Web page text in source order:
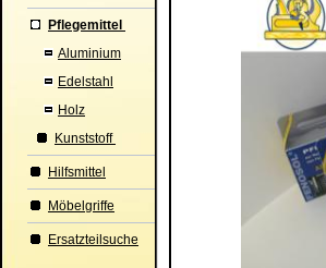
Pflegemittel
Aluminium
Edelstahl
Holz
Kunststoff
Hilfsmittel
Möbelgriffe
Ersatzteilsuche